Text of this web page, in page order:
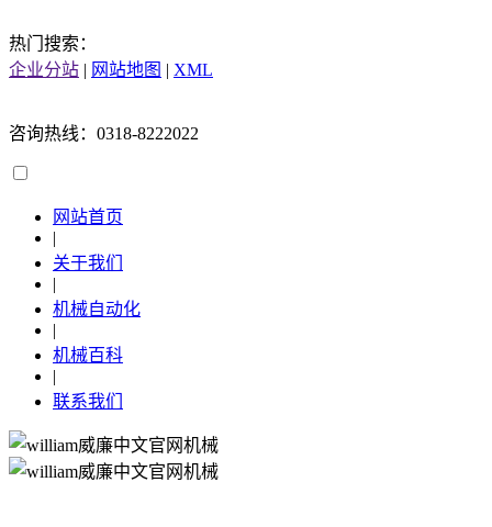
热门搜索：
企业分站 | 网站地图 | XML
咨询热线：0318-8222022
网站首页
|
关于我们
|
机械自动化
|
机械百科
|
联系我们